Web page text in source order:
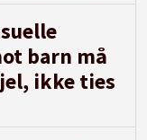
barn må
ikke ties